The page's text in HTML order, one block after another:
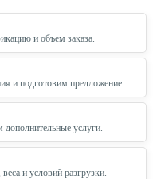
и объем заказа.
и подготовим предложение.
услуги.
и условий разгрузки.